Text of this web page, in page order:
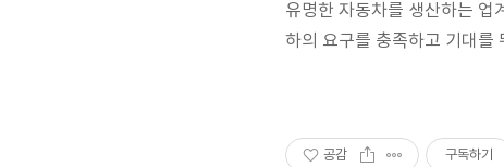
유명한 자동차를 생산하는 업
하의 요구를 충족하고 기대를
공감 구독하기